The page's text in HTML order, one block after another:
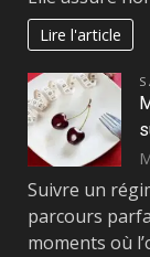
Lire l'article
Suivre un
parcours
moments où